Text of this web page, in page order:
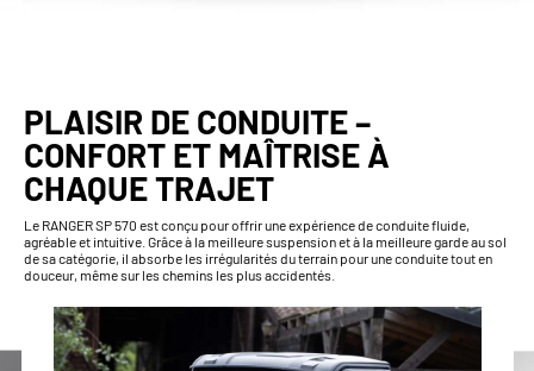
PLAISIR DE CONDUITE –
CONFORT ET MAÎTRISE À
CHAQUE TRAJET
Le RANGER SP 570 est conçu pour offrir une expérience de conduite fluide,
agréable et intuitive. Grâce à la meilleure suspension et à la meilleure garde au sol
de sa catégorie, il absorbe les irrégularités du terrain pour une conduite tout en
douceur, même sur les chemins les plus accidentés.